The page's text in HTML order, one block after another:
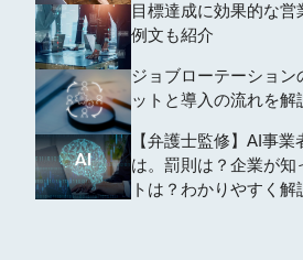
目標達成に効果的な営
例文も紹介
ジョブローテーション
ットと導入の流れを解
【弁護士監修】AI事
は。罰則は？企業が知
トは？わかりやすく解